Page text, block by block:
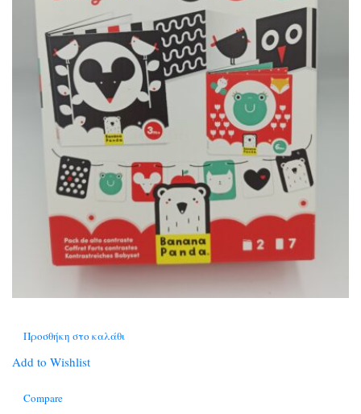
Προσθήκη στο καλάθι
Add to Wishlist
Compare